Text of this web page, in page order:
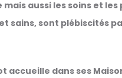
aussi les soins et
sains, sont plébiscités
accueille dans ses